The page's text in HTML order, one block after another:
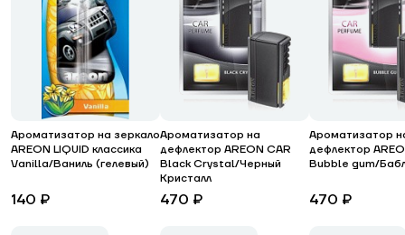
Ароматизатор на зеркало
AREON LIQUID классика
Vanilla/Ваниль (гелевый)
140 ₽
Ароматизатор на
дефлектор AREON CAR
Black Crystal/Черный
Кристалл
470 ₽
Ароматизатор
дефлектор
Bubble gum/
470 ₽